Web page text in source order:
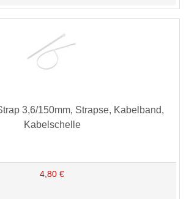
3,6/150mm, Strapse, Kabelband,
Kabelschelle
4,80 €